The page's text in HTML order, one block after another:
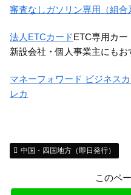
審査なしガソリン専用（組合
法人ETCカードETC専用カ
新設会社・個人事業主にもお
マネーフォワード ビジネス
レカ
中国・四国地方（即日発行）
このペ